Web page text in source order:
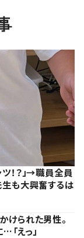
！？」→職員全員
も大興奮するは
られた男性。
「えっ」